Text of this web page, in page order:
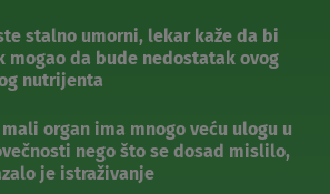
stalno umorni, lekar kaže da bi
mogao da bude nedostatak ovog
nutrijenta
organ ima mnogo veću ulogu u
nego što se dosad mislilo,
je istraživanje